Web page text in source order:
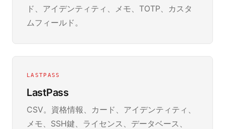
ド、アイデンティティ、メモ、TOTP、カスタ
ムフィールド。
LASTPASS
LastPass
CSV。資格情報、カード、アイデンティティ、
メモ、SSH鍵、ライセンス、データベース、